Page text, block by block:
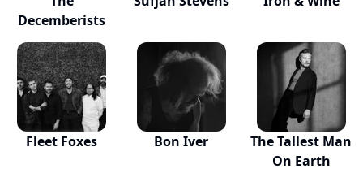
Decemberists
Fleet Foxes Bon Iver
The Tallest Man
On Earth